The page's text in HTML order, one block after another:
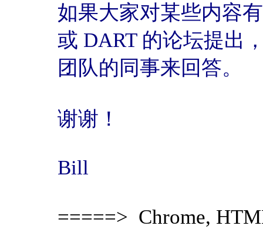
如果大家对某些内容
或 DART 的论坛提出
团队的同事来回答。
谢谢！
Bill
=====> Chrome,